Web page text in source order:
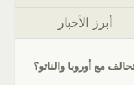
النشطة)
أبرز الأخبار
مع أوروبا والناتو؟